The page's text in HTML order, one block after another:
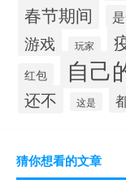
春节期间
游戏 玩家
红包 自己
还不 这是
猜你想看的文章